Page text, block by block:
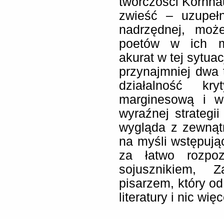
zwieść –
nadrzędnej,
poetów w ich
akurat w tej
przynajmniej dwa
działalność
marginesową i
wyraźnej
wygląda z
na myśli
za łatwo
sojusznikiem,
pisarzem, który
literatury i nic